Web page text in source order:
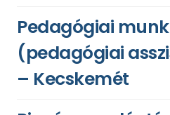
Pedagógiai
(pedagógiai
– Kecskemét